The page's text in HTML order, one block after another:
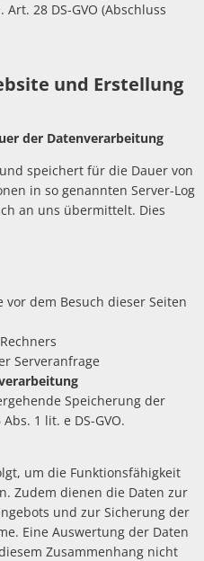
28 DS-GVO (Abschluss
und Erstellung
der Datenverarbeitung
speichert für die Dauer von
in so genannten Server-Log
an uns übermittelt. Dies
vor dem Besuch dieser Seiten
Serveranfrage
Speicherung der
1 lit. e DS-GVO.
um die Funktionsfähigkeit
Zudem dienen die Daten zur
und zur Sicherung der
Eine Auswertung der Daten
Zusammenhang nicht